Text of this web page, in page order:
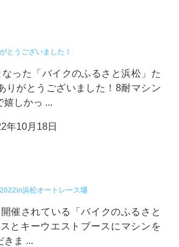
とうございました！
った「バイクのふるさと浜松」た
りがとうございました！8耐マシン
嬉しかっ ...
年10月18日
浜松オートレース場
催されている「バイクのふるさと
とキーウエストブースにマシンを
きま ...